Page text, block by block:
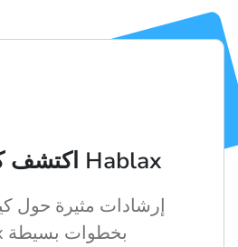
اكتشف كيف يعمل Hablax
إرشادات مثيرة حول
Hablax بخطوات بسيطة